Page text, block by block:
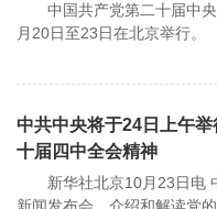
中国共产党第二十届中央
月20日至23日在北京举行。
中共中央将于24日上午
十届四中全会精神
新华社北京10月23日电